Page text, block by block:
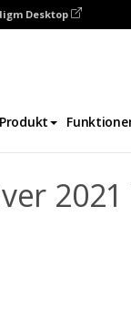
Desktop
Produkt